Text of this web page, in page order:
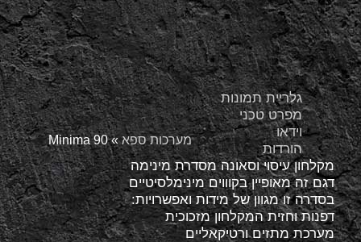
מערכות ספא»
Minima 90
גלריית תמונות
מפרט טכני
וידאו
הורדות
מקלחון עיסוי וסאונה מסדרת מינימה
דגם זה מאופיין בקוווים מינימלסיטיים
בסדרה זו מגוון של מידות ואפשרויות:
דפנות וחזית המקלחון מזכוכית
מערכת מתזים ורטיקאליים